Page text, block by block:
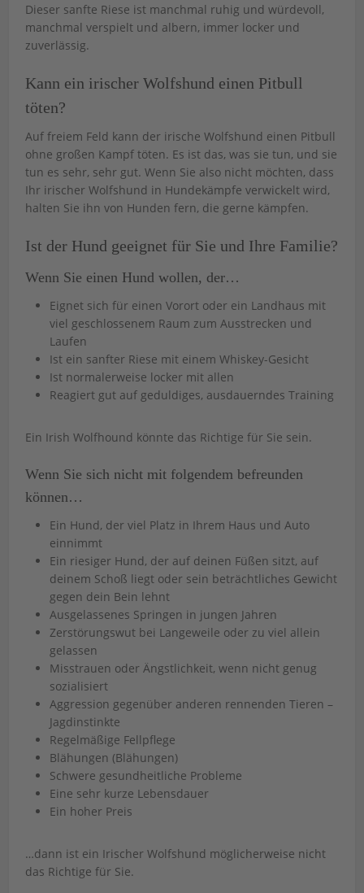
Dieser sanfte Riese ist manchmal ruhig und würdevoll,
manchmal verspielt und albern, immer locker und
zuverlässig.
Kann ein irischer Wolfshund einen Pitbull
töten?
Auf freiem Feld kann der irische Wolfshund einen Pitbull
ohne großen Kampf töten. Es ist das, was sie tun, und sie
tun es sehr, sehr gut. Wenn Sie also nicht möchten, dass
Ihr irischer Wolfshund in Hundekämpfe verwickelt wird,
halten Sie ihn von Hunden fern, die gerne kämpfen.
Ist der Hund geeignet für Sie und Ihre Familie?
Wenn Sie einen Hund wollen, der…
Eignet sich für einen Vorort oder ein Landhaus mit
viel geschlossenem Raum zum Ausstrecken und
Laufen
Ist ein sanfter Riese mit einem Whiskey-Gesicht
Ist normalerweise locker mit allen
Reagiert gut auf geduldiges, ausdauerndes Training
Ein Irish Wolfhound könnte das Richtige für Sie sein.
Wenn Sie sich nicht mit folgendem befreunden
können…
Ein Hund, der viel Platz in Ihrem Haus und Auto
einnimmt
Ein riesiger Hund, der auf deinen Füßen sitzt, auf
deinem Schoß liegt oder sein beträchtliches Gewicht
gegen dein Bein lehnt
Ausgelassenes Springen in jungen Jahren
Zerstörungswut bei Langeweile oder zu viel allein
gelassen
Misstrauen oder Ängstlichkeit, wenn nicht genug
sozialisiert
Aggression gegenüber anderen rennenden Tieren –
Jagdinstinkte
Regelmäßige Fellpflege
Blähungen (Blähungen)
Schwere gesundheitliche Probleme
Eine sehr kurze Lebensdauer
Ein hoher Preis
…dann ist ein Irischer Wolfshund möglicherweise nicht
das Richtige für Sie.